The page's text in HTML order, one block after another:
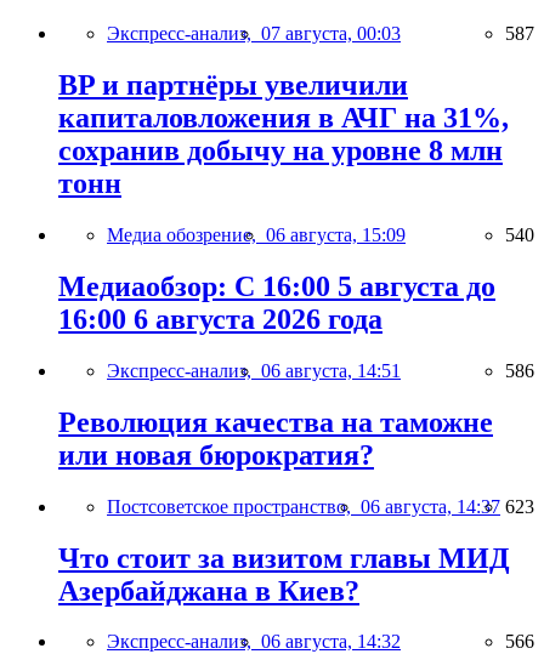
Экспресс-анализ, 07 августа, 00:03 587
BP и партнёры увеличили
капиталовложения в АЧГ на 31%,
сохранив добычу на уровне 8 млн
тонн
Медиа обозрение, 06 августа, 15:09 540
Медиаобзор: С 16:00 5 августа до
16:00 6 августа 2026 года
Экспресс-анализ, 06 августа, 14:51 586
Революция качества на таможне
или новая бюрократия?
Постсоветское пространство, 06 августа, 14:37 623
Что стоит за визитом главы МИД
Азербайджана в Киев?
Экспресс-анализ, 06 августа, 14:32 566